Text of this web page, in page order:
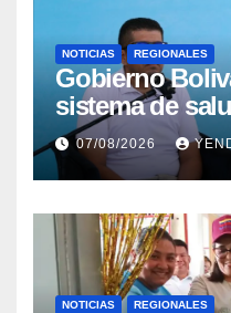
NOTICIAS REGIONALES
Gobierno
sistema de
la
Mora
07/08/2026
NOTICIAS REGIONALES